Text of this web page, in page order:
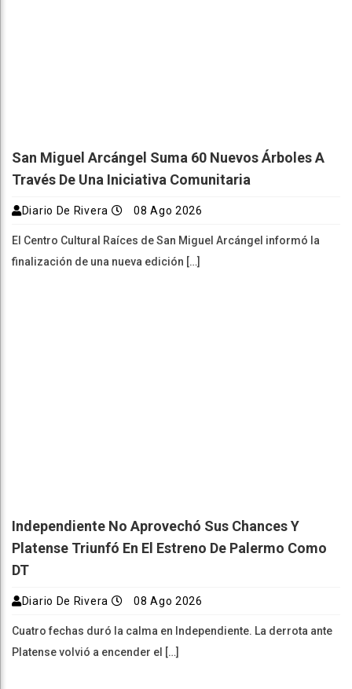
San Miguel Arcángel Suma 60 Nuevos Árboles A
Través De Una Iniciativa Comunitaria
Diario De Rivera 08 Ago 2026
El Centro Cultural Raíces de San Miguel Arcángel informó la
finalización de una nueva edición […]
Independiente No Aprovechó Sus Chances Y
Platense Triunfó En El Estreno De Palermo Como
DT
Diario De Rivera 08 Ago 2026
Cuatro fechas duró la calma en Independiente. La derrota ante
Platense volvió a encender el […]